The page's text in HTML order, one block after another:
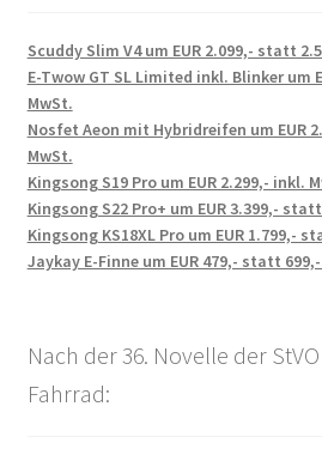
Scuddy Slim V4 um EUR 2.099,- statt
E-Twow GT SL Limited inkl. Blinker um
MwSt.
Nosfet Aeon mit Hybridreifen um EUR
MwSt.
Kingsong S19 Pro um EUR 2.299,- inkl.
Kingsong S22 Pro+ um EUR 3.399,-
Kingsong KS18XL Pro um EUR 1.799,-
Jaykay E-Finne um EUR 479,- statt
Nach der 36. Novelle der
Fahrrad: